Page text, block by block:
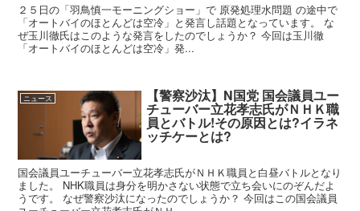
２５日の「羽鳥慎一モーニングショー」で 原発処理水問題 の途中で
「オートバイのほとんどは空冷」と発言し話題となっています。 な
ぜ玉川徹氏はこのような発言をしたのでしょうか？ 今回は玉川徹
「オートバイのほとんどは空冷」発...
ニュース 【警察沙汰】N国党 国会議員ユー
チューバー立花孝志氏がＮＨＫ職
員とバトル!その原因とは?イラネ
ッチケーとは?
国会議員ユーチューバー立花孝志氏がＮＨＫ職員と白昼バトルとなり
ました。 NHK職員は身分を明かさない状態で立ち会いにのぞんだよ
うです。 なぜ警察沙汰になったのでしょうか？ 今回はこの国会議員